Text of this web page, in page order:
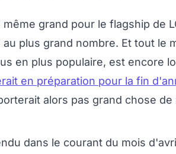
grand pour le flagship de
plus grand nombre. Et tout le
en plus populaire, est encore
en préparation pour la fin
alors pas grand chose
dans le courant du mois